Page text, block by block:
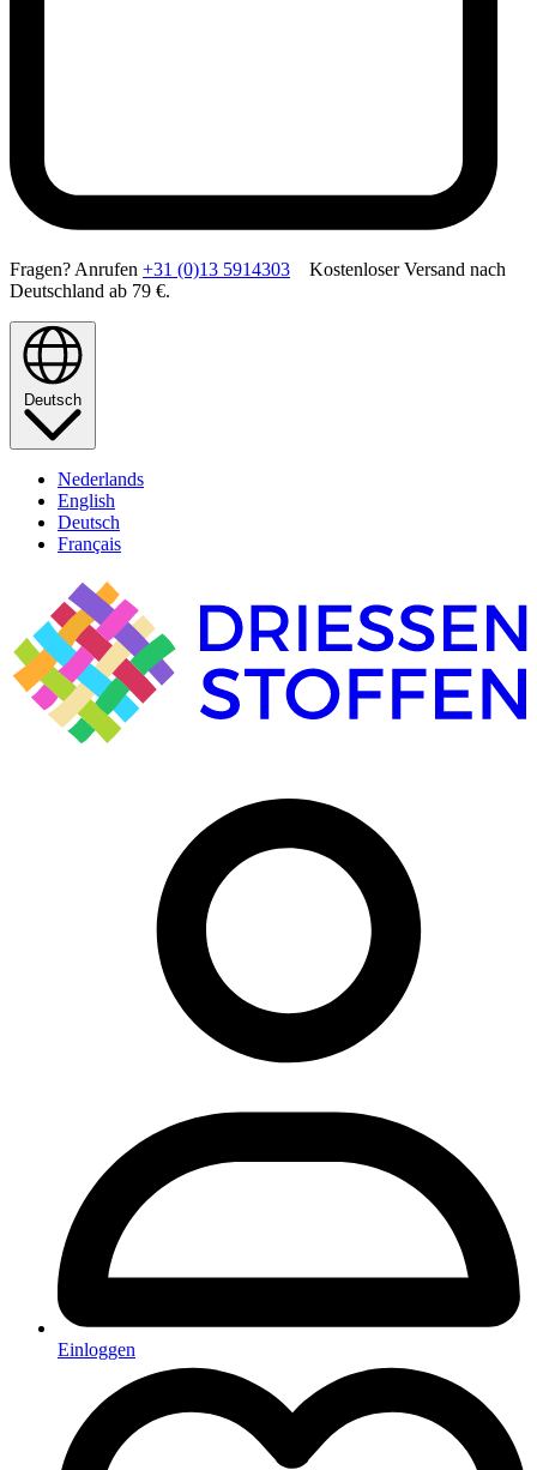
Fragen? Anrufen +31 (0)13 5914303 Kostenloser Versand nach
Deutschland ab 79 €.
Deutsch
Nederlands
English
Deutsch
Français
Einloggen